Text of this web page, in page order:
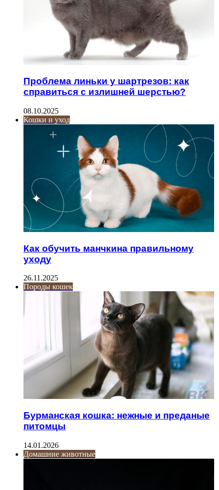
Проблема линьки у шартрезов: как
справиться с излишней шерстью?
08.10.2025
Кошки и уход
Как обучить манчкина правильному
уходу
26.11.2025
Породы кошек
Бурманская кошка: нежные и преданые
питомцы
14.01.2026
Домашние животные